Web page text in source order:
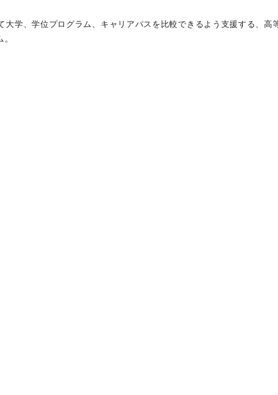
大学、学位プログラム、キャリアパスを比較できるよう支援する、高